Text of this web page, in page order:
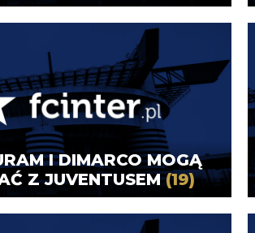
I DIMARCO MOGĄ
Z JUVENTUSEM(19)